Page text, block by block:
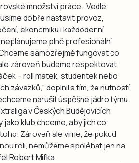
množství práce. „Vedle
dobře nastavit provoz,
ekonomiku i každodenní
plně profesionální
samozřejmě fungovat co
zároveň budeme respektovat
– roli matek, studentek nebo
závazků,“ doplnil s tím, že nutností
narušit úspěšné jádro týmu.
v Českých Budějovicích
jako klub chceme, aby jich co
Zároveň ale víme, že pokud
roli, nemůžeme spoléhat jen na
Robert Mifka.